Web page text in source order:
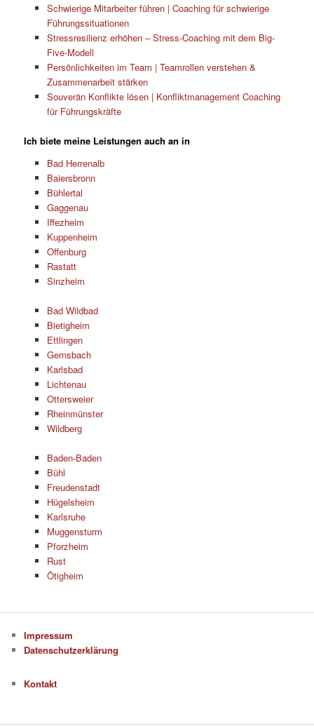
Schwierige Mitarbeiter führen | Coaching für schwierige
Führungssituationen
Stressresilienz erhöhen – Stress-Coaching mit dem Big-
Five-Modell
Persönlichkeiten im Team | Teamrollen verstehen &
Zusammenarbeit stärken
Souverän Konflikte lösen | Konfliktmanagement Coaching
für Führungskräfte
Ich biete meine Leistungen auch an in
Bad Herrenalb
Baiersbronn
Bühlertal
Gaggenau
Iffezheim
Kuppenheim
Offenburg
Rastatt
Sinzheim
Bad Wildbad
Bietigheim
Ettlingen
Gernsbach
Karlsbad
Lichtenau
Ottersweier
Rheinmünster
Wildberg
Baden-Baden
Bühl
Freudenstadt
Hügelsheim
Karlsruhe
Muggensturm
Pforzheim
Rust
Ötigheim
Impressum
Datenschutzerklärung
Kontakt